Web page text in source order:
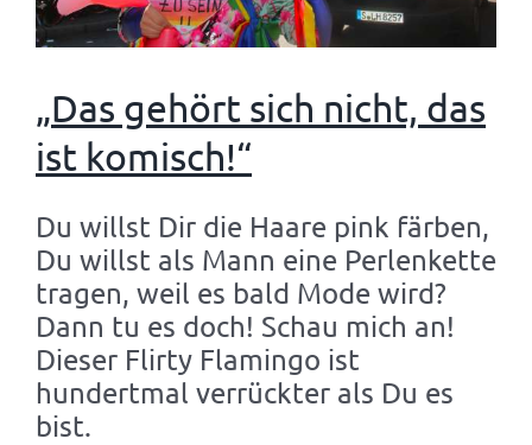
„Das gehört sich nicht, das
ist komisch!“
Du willst Dir die Haare pink färben,
Du willst als Mann eine Perlenkette
tragen, weil es bald Mode wird?
Dann tu es doch! Schau mich an!
Dieser Flirty Flamingo ist
hundertmal verrückter als Du es
bist.